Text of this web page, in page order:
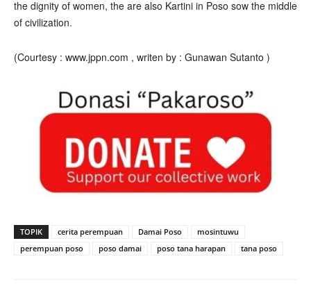
the dignity of women, the are also Kartini in Poso sow the middle
of civilization.
(Courtesy : www.jppn.com , writen by : Gunawan Sutanto )
TOPIK cerita perempuan Damai Poso
mosintuwu
perempuan poso
poso damai poso tana harapan tana poso